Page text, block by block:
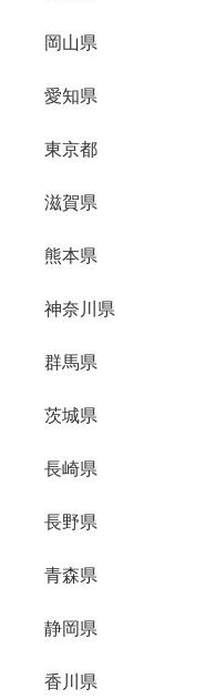
岡山県
愛知県
東京都
滋賀県
熊本県
神奈川県
群馬県
茨城県
長崎県
長野県
青森県
静岡県
香川県